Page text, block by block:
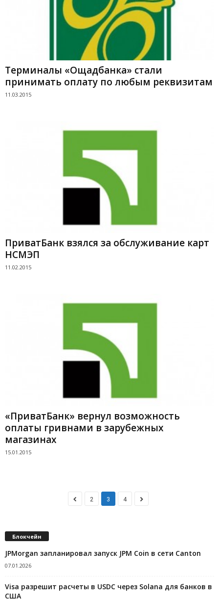
Терминалы «Ощадбанка» стали
принимать оплату по любым реквизитам
11.03.2015
ПриватБанк взялся за обслуживание карт
НСМЭП
11.02.2015
«ПриватБанк» вернул возможность
оплаты гривнами в зарубежных
магазинах
15.01.2015
2 3 4
Блокчейн
JPMorgan запланировал запуск JPM Coin в сети Canton
07.01.2026
Visa разрешит расчеты в USDC через Solana для банков в
США